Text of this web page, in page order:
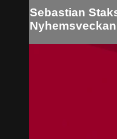
Sebastian